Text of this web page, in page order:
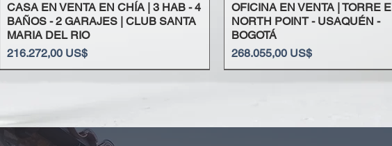
CASA EN VENTA EN CHÍA | 3 HAB - 4
BAÑOS - 2 GARAJES | CLUB SANTA
MARIA DEL RIO
Precio
216.272,00 US$
OFICINA EN VENTA | TORRE E
NORTH POINT - USAQUÉN -
BOGOTÁ
Precio
268.055,00 US$